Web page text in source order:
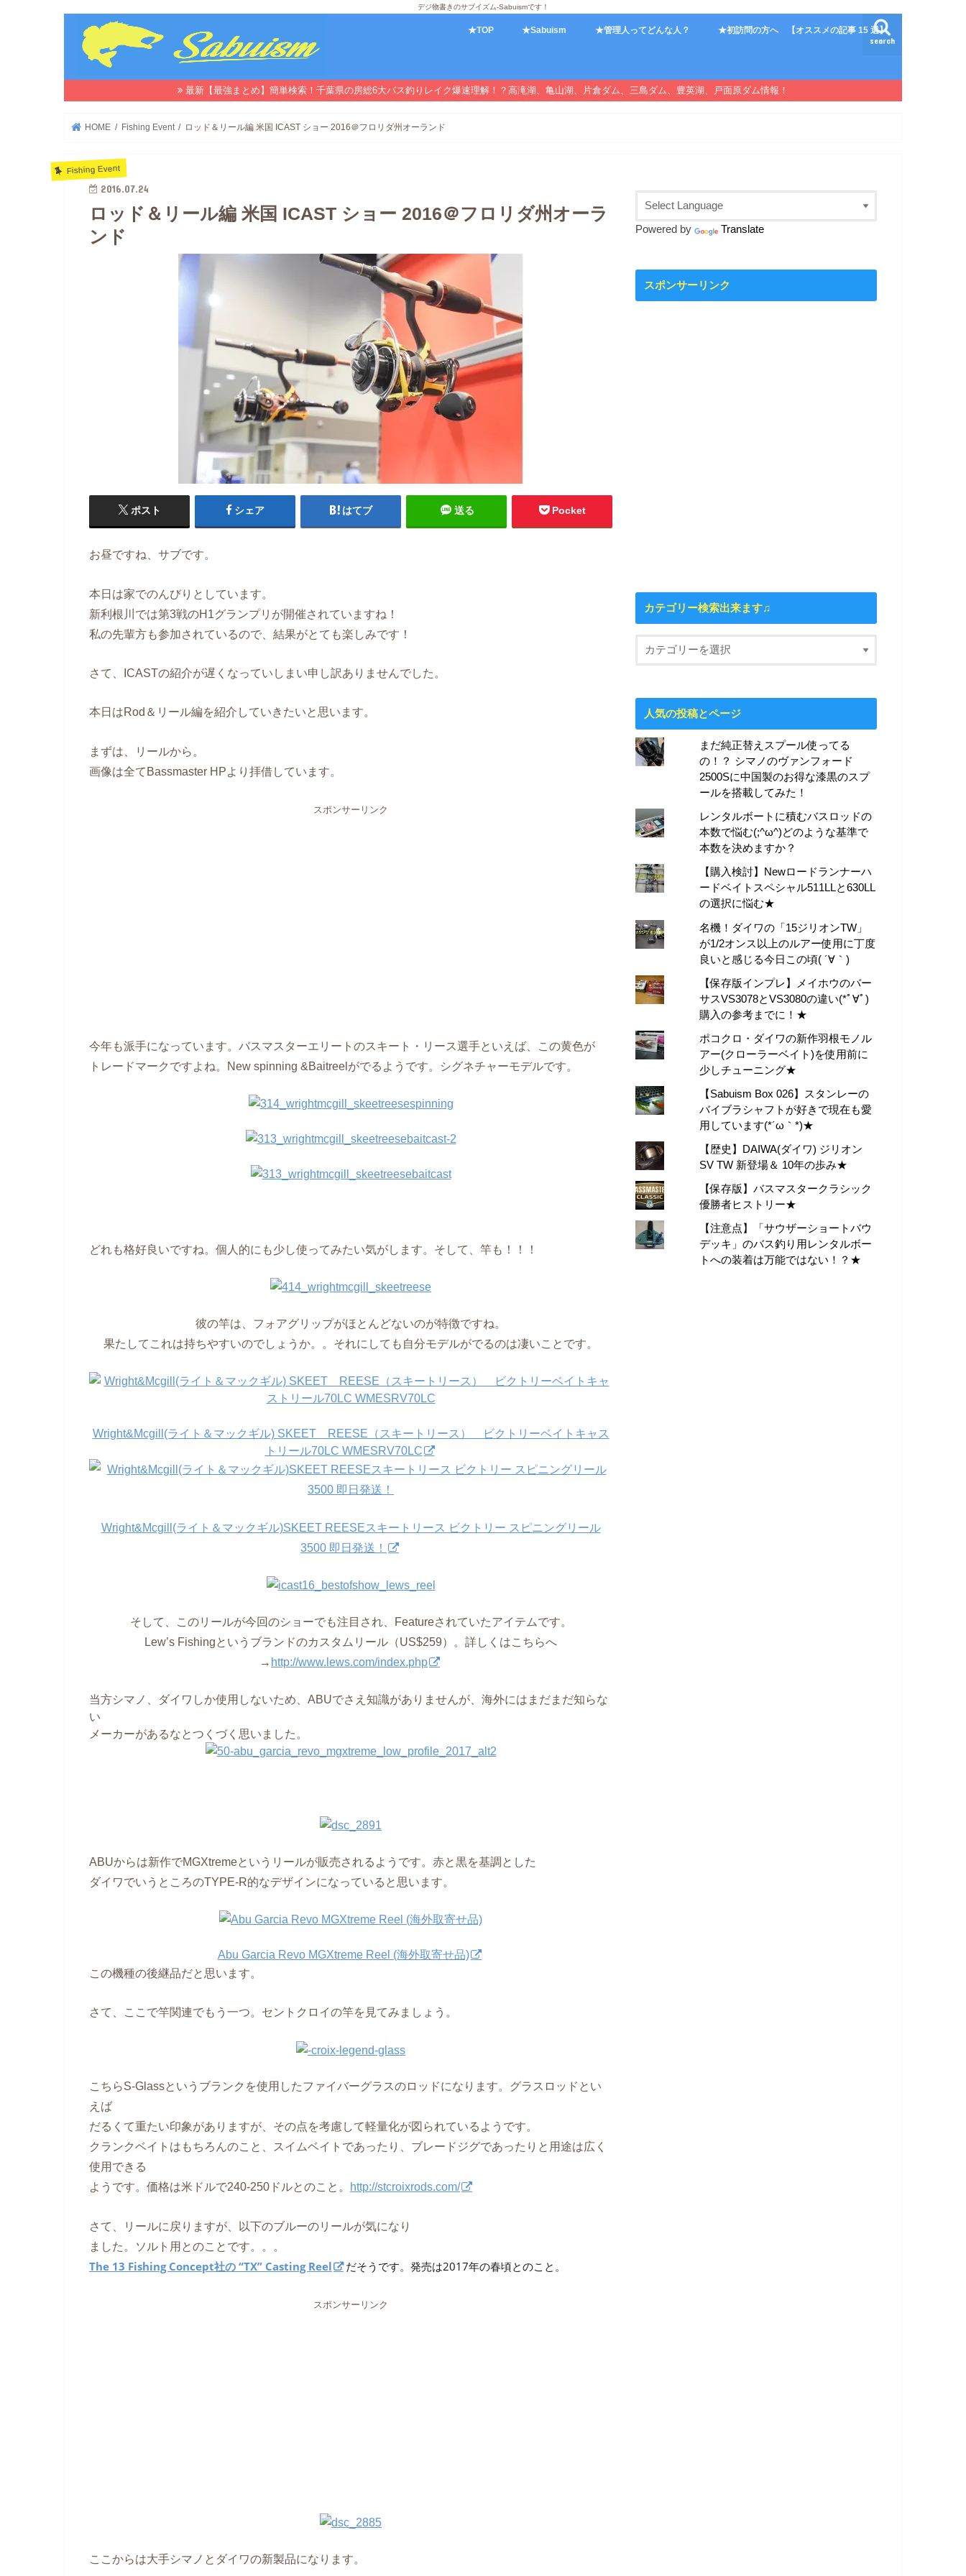
デジ物書きのサブイズム-Sabuismです！
search
★TOP ★Sabuism ★管理人ってどんな人？ ★初訪問の方へ 【オススメの記事 15 選】
最新【最強まとめ】簡単検索！千葉県の房総6大バス釣りレイク爆速理解！？高滝湖、亀山湖、片倉ダム、三島ダム、豊英湖、戸面原ダム情報！
HOME Fishing Event ロッド＆リール編 米国 ICAST ショー 2016＠フロリダ州オーランド
Fishing Event
2016.07.24
ロッド＆リール編 米国 ICAST ショー 2016＠フロリダ州オーラ
ンド
ポスト シェア はてブ 送る Pocket
お昼ですね、サブです。
本日は家でのんびりとしています。
新利根川では第3戦のH1グランプリが開催されていますね！
私の先輩方も参加されているので、結果がとても楽しみです！
さて、ICASTの紹介が遅くなっていしまい申し訳ありませんでした。
本日はRod＆リール編を紹介していきたいと思います。
まずは、リールから。
画像は全てBassmaster HPより拝借しています。
スポンサーリンク
今年も派手になっています。バスマスターエリートのスキート・リース選手といえば、この黄色が
トレードマークですよね。New spinning &Baitreelがでるようです。シグネチャーモデルです。
どれも格好良いですね。個人的にも少し使ってみたい気がします。そして、竿も！！！
彼の竿は、フォアグリップがほとんどないのが特徴ですね。
果たしてこれは持ちやすいのでしょうか。。それにしても自分モデルがでるのは凄いことです。
Wright&Mcgill(ライト＆マックギル) SKEET REESE（スキートリース） ビクトリーベイトキャス
トリール70LC WMESRV70LC
Wright&Mcgill(ライト＆マックギル)SKEET REESEスキートリース ビクトリー スピニングリール
3500 即日発送！
そして、このリールが今回のショーでも注目され、Featureされていたアイテムです。
Lew’s Fishingというブランドのカスタムリール（US$259）。詳しくはこちらへ
→ http://www.lews.com/index.php
当方シマノ、ダイワしか使用しないため、ABUでさえ知識がありませんが、海外にはまだまだ知らな
い
メーカーがあるなとつくづく思いました。
ABUからは新作でMGXtremeというリールが販売されるようです。赤と黒を基調とした
ダイワでいうところのTYPE-R的なデザインになっていると思います。
Abu Garcia Revo MGXtreme Reel (海外取寄せ品)
この機種の後継品だと思います。
さて、ここで竿関連でもう一つ。セントクロイの竿を見てみましょう。
こちらS-Glassというブランクを使用したファイバーグラスのロッドになります。グラスロッドとい
えば
だるくて重たい印象がありますが、その点を考慮して軽量化が図られているようです。
クランクベイトはもちろんのこと、スイムベイトであったり、ブレードジグであったりと用途は広く
使用できる
ようです。価格は米ドルで240-250ドルとのこと。
http://stcroixrods.com/
さて、リールに戻りますが、以下のブルーのリールが気になり
ました。ソルト用とのことです。。。
The 13 Fishing Concept社の “TX” Casting Reel だそうです。発売は2017年の春頃とのこと。
スポンサーリンク
ここからは大手シマノとダイワの新製品になります。
Powered by Translate
スポンサーリンク
カテゴリー検索出来ます♫
人気の投稿とページ
まだ純正替えスプール使ってる
の！？ シマノのヴァンフォード
2500Sに中国製のお得な漆黒のスプ
ールを搭載してみた！
レンタルボートに積むバスロッドの
本数で悩む(;^ω^)どのような基準で
本数を決めますか？
【購入検討】Newロードランナーハ
ードベイトスペシャル511LLと630LL
の選択に悩む★
名機！ダイワの「15ジリオンTW」
が1/2オンス以上のルアー使用に丁度
良いと感じる今日この頃( ´∀｀)
【保存版インプレ】メイホウのバー
サスVS3078とVS3080の違い(*ﾟ∀ﾟ)
購入の参考までに！★
ポコクロ・ダイワの新作羽根モノル
アー(クローラーベイト)を使用前に
少しチューニング★
【Sabuism Box 026】スタンレーの
バイブラシャフトが好きで現在も愛
用しています(*´ω｀*)★
【歴史】DAIWA(ダイワ) ジリオン
SV TW 新登場＆ 10年の歩み★
【保存版】バスマスタークラシック
優勝者ヒストリー★
【注意点】「サウザーショートバウ
デッキ」のバス釣り用レンタルボー
トへの装着は万能ではない！？★